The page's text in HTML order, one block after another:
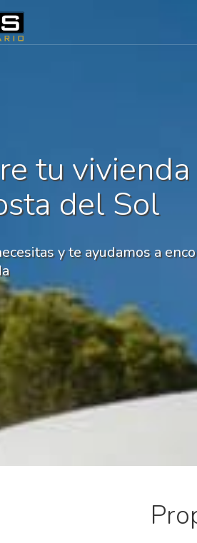
tu
del Sol
y te ayudamos a